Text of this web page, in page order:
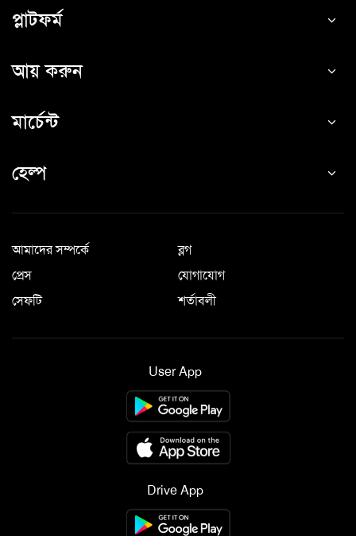
প্লাটফর্ম
আয় করুন
মার্চেন্ট
হেল্প
আমাদের সম্পর্কে
ব্লগ
প্রেস
যোগাযোগ
সেফটি
শর্তাবলী
User App
Drive App